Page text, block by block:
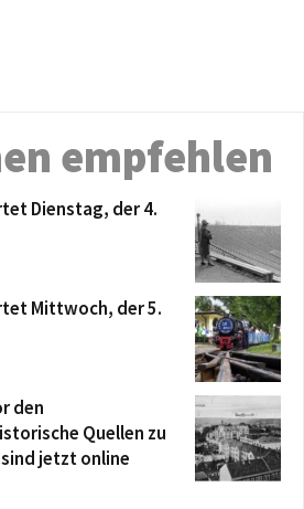
empfehlen
Dienstag, der 4.
Mittwoch, der 5.
den
Quellen zu
jetzt online